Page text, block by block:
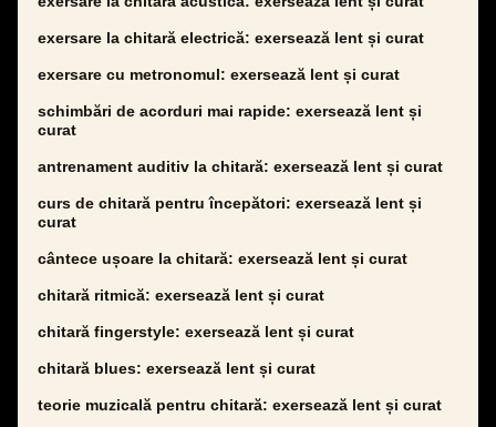
exersare la chitară electrică: exersează lent și curat
exersare cu metronomul: exersează lent și curat
schimbări de acorduri mai rapide: exersează lent și
curat
antrenament auditiv la chitară: exersează lent și curat
curs de chitară pentru începători: exersează lent și
curat
cântece ușoare la chitară: exersează lent și curat
chitară ritmică: exersează lent și curat
chitară fingerstyle: exersează lent și curat
chitară blues: exersează lent și curat
teorie muzicală pentru chitară: exersează lent și curat